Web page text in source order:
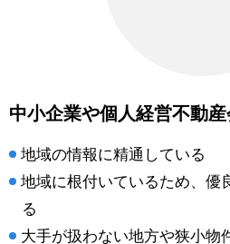
中小企業や個人経営不動
地域の情報に精通している
地域に根付いているため、優
る
大手が扱わない地方や狭小物